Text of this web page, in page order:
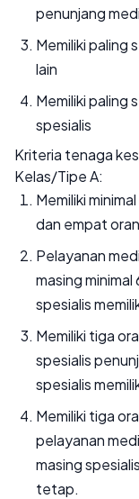
penunjang
Memiliki paling
lain
Memiliki paling
spesialis
Kriteria tenaga
Kelas/Tipe A:
Memiliki
dan empat
Pelayanan
masing
spesialis
Memiliki tiga
spesialis
spesialis
Memiliki tiga
pelayanan
masing
tetap.